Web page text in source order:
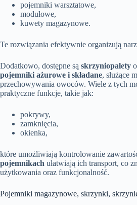
pojemniki warsztatowe,
modułowe,
kuwety magazynowe.
Te rozwiązania efektywnie organizują
Dodatkowo, dostępne są skrzyniopalety
pojemniki ażurowe i składane, służące
przechowywania owoców. Wiele z tych
praktyczne funkcje, takie jak:
pokrywy,
zamknięcia,
okienka,
które umożliwiają kontrolowanie
pojemnikach ułatwiają ich transport, co
użytkowania oraz funkcjonalność.
Pojemniki magazynowe, skrzynki,